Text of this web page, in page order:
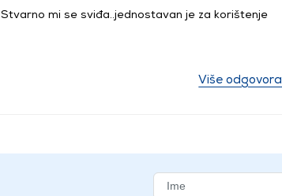
Stvarno mi se sviđa..jednostavan je za korištenje
Više odgovora